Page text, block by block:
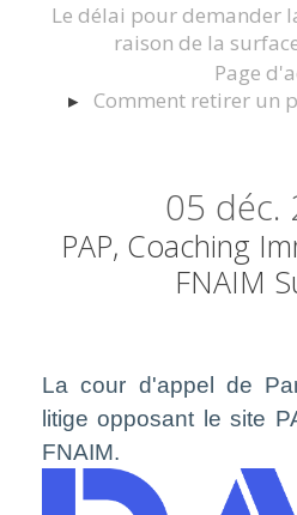
Le délai pour demander
raison de la
Page
Comment retirer un
05 déc.
PAP, Coaching
FNAIM
La cour d'appel de
litige opposant le site
FNAIM.